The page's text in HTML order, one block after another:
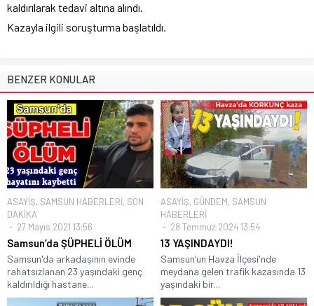
kaldırılarak tedavi altına alındı.
Kazayla ilgili soruşturma başlatıldı.
BENZER KONULAR
ASAYİŞ, SAMSUN HABERLERİ, SON
DAKİKA
27 Mayıs 2021 13:56
Samsun’da ŞÜPHELİ ÖLÜM
Samsun'da arkadaşının evinde
rahatsızlanan 23 yaşındaki genç
kaldırıldığı hastane...
ASAYİŞ, GÜNDEM, SAMSUN
HABERLERİ
28 Temmuz 2024 13:54
13 YAŞINDAYDI!
Samsun’un Havza İlçesi'nde
meydana gelen trafik kazasında 13
yaşındaki bir...